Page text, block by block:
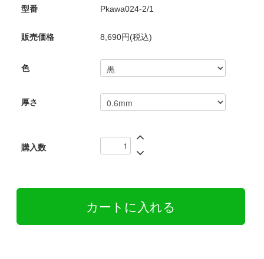
型番 Pkawa024-2/1
販売価格 8,690円(税込)
色
厚さ
購入数